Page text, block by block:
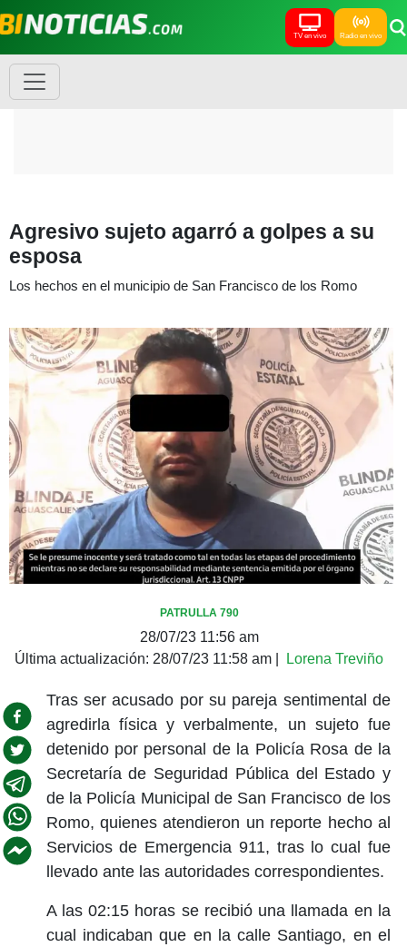
TV en vivo Radio en vivo
Agresivo sujeto agarró a golpes a su
esposa
Los hechos en el municipio de San Francisco de los Romo
PATRULLA 790
28/07/23 11:56 am
Última actualización: 28/07/23 11:58 am Lorena Treviño
Tras ser acusado por su pareja sentimental de
agredirla física y verbalmente, un sujeto fue
detenido por personal de la Policía Rosa de la
Secretaría de Seguridad Pública del Estado y
de la Policía Municipal de San Francisco de los
Romo, quienes atendieron un reporte hecho al
Servicios de Emergencia 911, tras lo cual fue
llevado ante las autoridades correspondientes.
A las 02:15 horas se recibió una llamada en la
cual indicaban que en la calle Santiago, en el